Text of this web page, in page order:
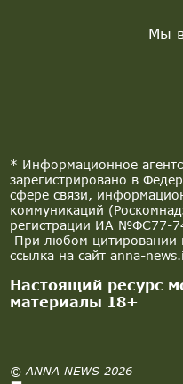
* Информационное
зарегистрировано в
сфере связи,
коммуникаций
регистрации ИА №ФС77-
При любом цитировании
ссылка на сайт anna-
Настоящий ресурс
материалы 18+
© ANNA NEWS 2026
Мы